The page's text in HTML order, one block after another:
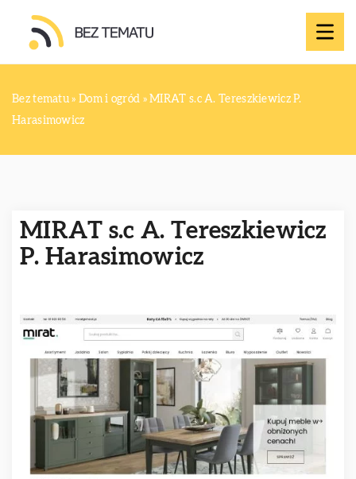
Bez tematu » Dom i ogród »MIRAT s.c A. Tereszkiewicz P.
Harasimowicz
MIRAT s.c A. Tereszkiewicz
P. Harasimowicz